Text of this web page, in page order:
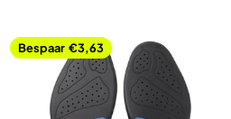
Bespaar €3,63